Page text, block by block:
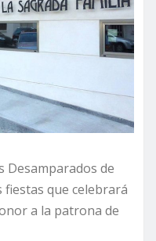
Desamparados de
que celebrará
a la patrona de